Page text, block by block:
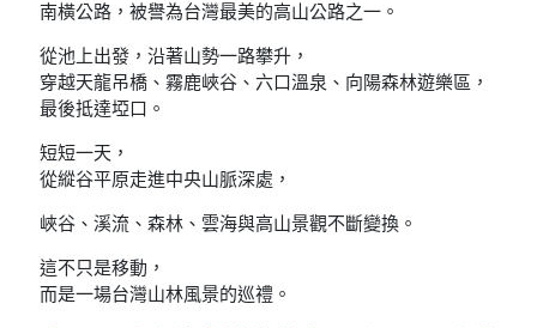
南橫公路，被譽為台灣最美的高山公路之一。
從池上出發，沿著山勢一路攀升，
穿越天龍吊橋、霧鹿峽谷、六口溫泉、向陽森林遊樂區，
最後抵達埡口。
短短一天，
從縱谷平原走進中央山脈深處，
峽谷、溪流、森林、雲海與高山景觀不斷變換。
這不只是移動，
而是一場台灣山林風景的巡禮。